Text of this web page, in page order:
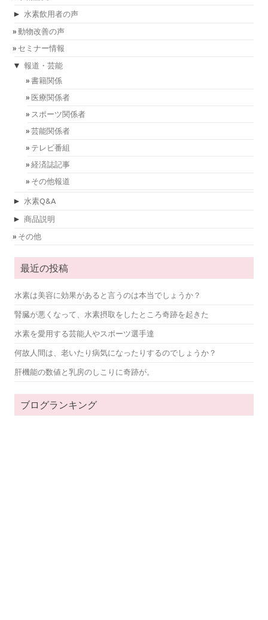
► 水素飲用者の声
動物改善の声
セミナー情報
▼ 報道・芸能
書籍関係
医療関係者
スポーツ関係者
芸能関係者
テレビ番組
経済誌記事
その他報道
► 水素Q&A
► 商品説明
その他
最近の投稿
水素は美容に効果があると言うのは本当でしょうか？
腎臓が悪くなって、水素摂取をしたところ奇跡を起きた
水素を愛用する芸能人やスポーツ選手達
何故人間は、老いたり病気になったりするのでしょうか？
肝機能の数値と乳房のしこりに奇跡が。
ブログランキング